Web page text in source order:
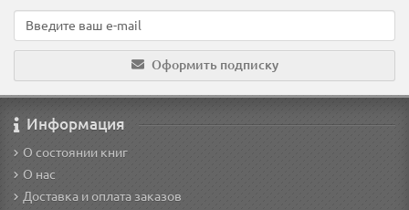
Оформить подписку
Информация
О состоянии книг
О нас
Доставка и оплата заказов